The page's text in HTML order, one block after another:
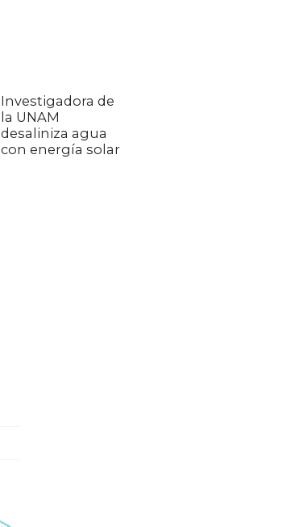
Investigadora de
la UNAM
desaliniza agua
con energía solar